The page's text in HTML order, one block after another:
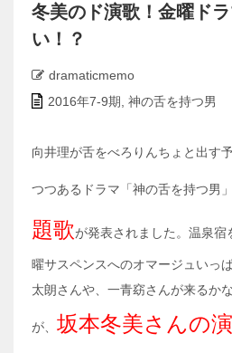
冬美のド演歌！金曜ド
い！？
dramaticmemo
2016年7-9期 神の舌を持つ男
向井理が舌をべろりんちょと出す
つつあるドラマ「神の舌を持つ男
題歌が発表されました。温泉宿
曜サスペンスへのオマージュいっ
太朗さんや、一青窈さんが来るか
が、 坂本冬美さんの